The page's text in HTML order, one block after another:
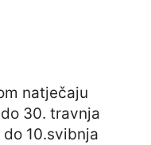
natječaju
30. travnja
10.svibnja